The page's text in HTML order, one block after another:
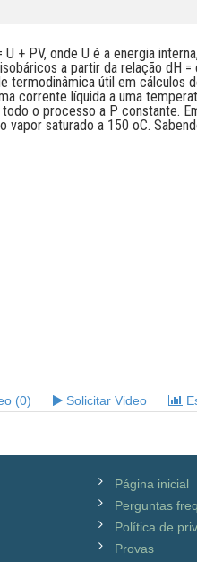
U + PV, onde U é a energia
a partir da relação dH
termodinâmica útil em
corrente líquida a uma
o processo a P constante.
vapor saturado a 150 oC.
(0) Solicitar Video
Página inicial
Perguntas
Política de
Provas